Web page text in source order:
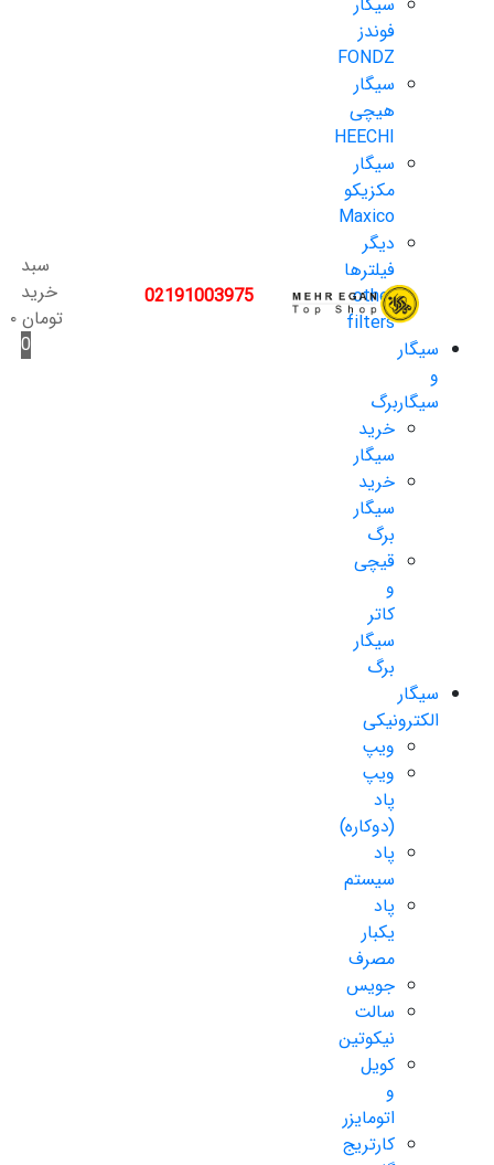
فوندز
FONDZ
سیگار
هیچی
HEECHI
سیگار
مکزیکو
Maxico
دیگر
فیلترها
other
filters
سیگار
و
سیگاربرگ
خرید
سیگار
خرید
سیگار
برگ
قیچی
و
کاتر
سیگار
برگ
سیگار
الکترونیکی
ویپ
ویپ
پاد
(دوکاره)
پاد
سیستم
پاد
یکبار
مصرف
جویس
سالت
نیکوتین
کویل
و
اتومایزر
کارتریج
02191003975
سبد
خرید
تومان۰
0